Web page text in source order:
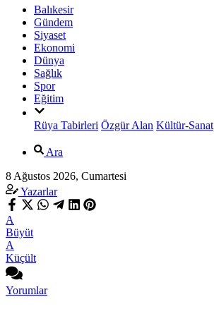
Balıkesir
Gündem
Siyaset
Ekonomi
Dünya
Sağlık
Spor
Eğitim
Rüya Tabirleri Özgür Alan Kültür-Sanat
Ara
8 Ağustos 2026, Cumartesi
Yazarlar
A
Büyüt
A
Küçült
Yorumlar